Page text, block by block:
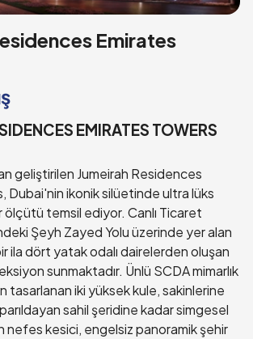
Emirates
EMIRATES TOWERS
geliştirilen Jumeirah Residences
Dubai'nin ikonik silüetinde ultra lüks
ölçütü temsil ediyor. Canlı Ticaret
Şeyh Zayed Yolu üzerinde yer alan
ila dört yatak odalı dairelerden oluşan
sunmaktadır. Ünlü SCDA mimarlık
tasarlanan iki yüksek kule, sakinlerine
sahil şeridine kadar simgesel
nefes kesici, engelsiz panoramik şehir